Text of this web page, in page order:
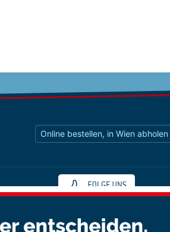
Online bestellen, in Wien abholen